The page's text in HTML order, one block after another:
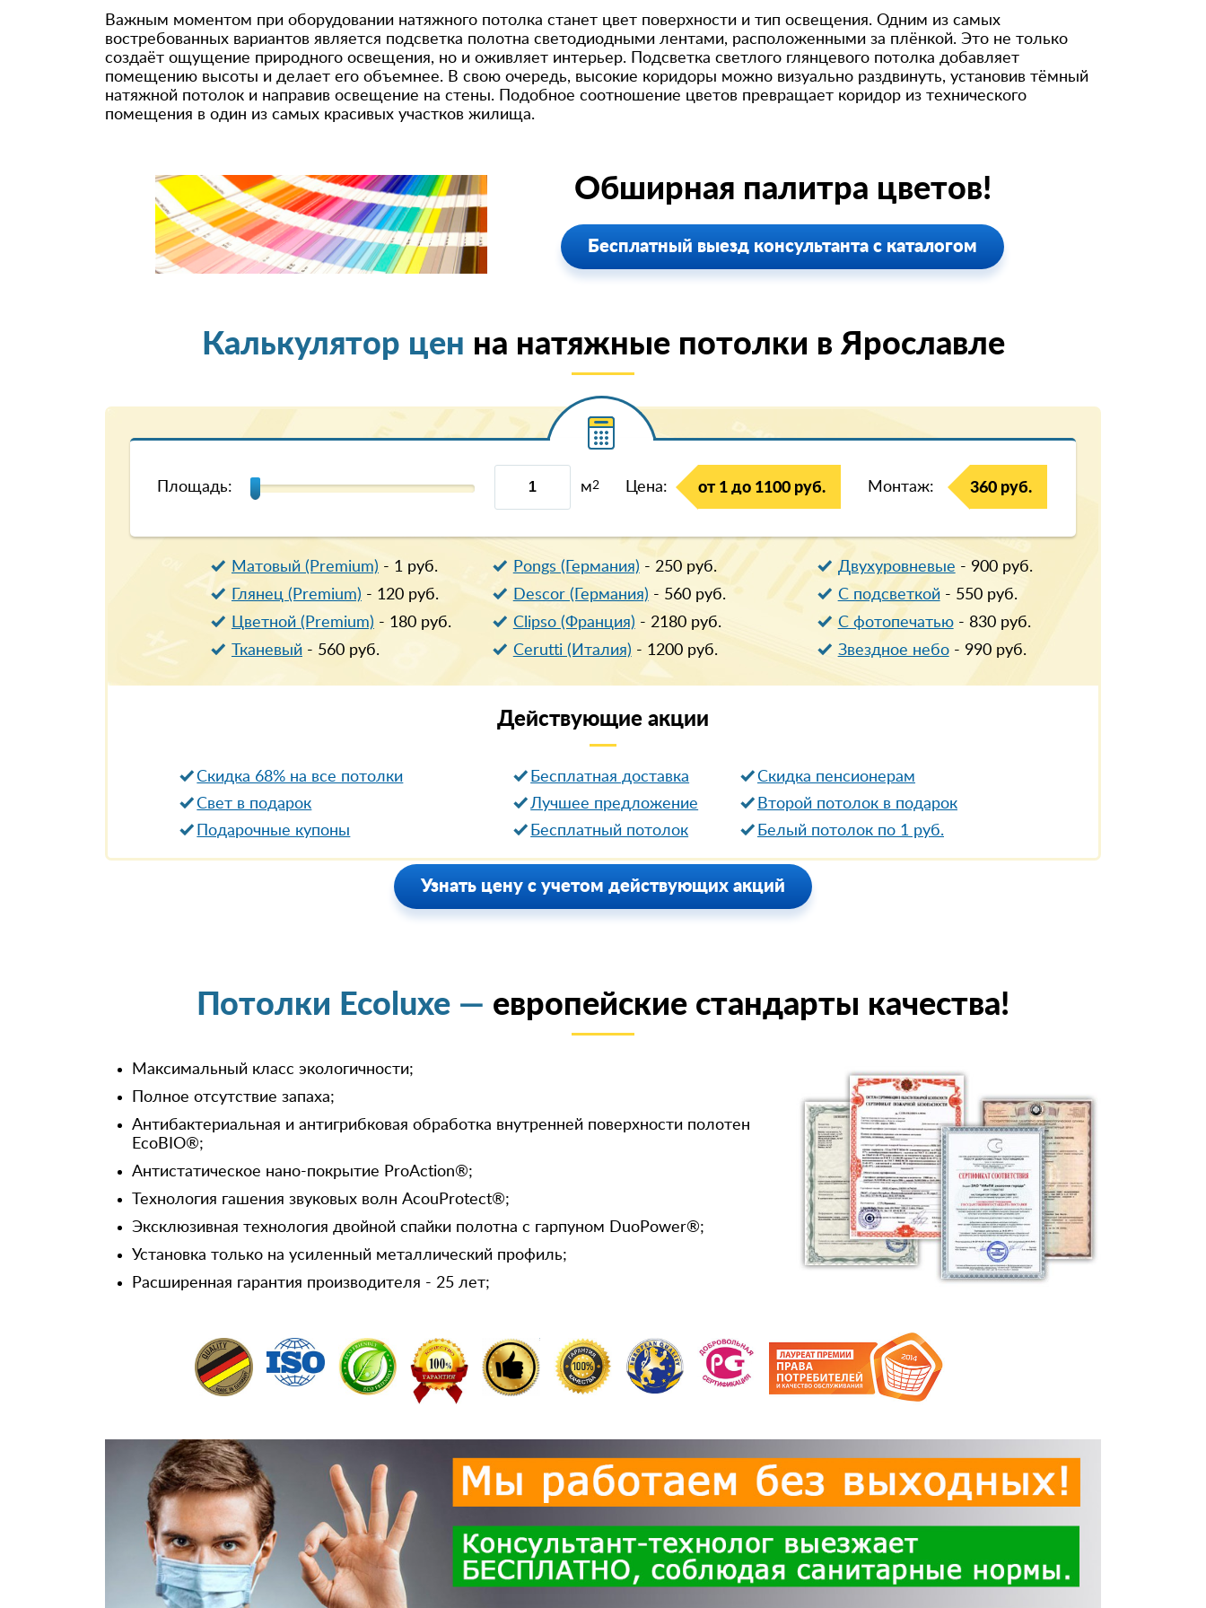
Важным моментом при оборудовании натяжного потолка станет цвет поверхности и тип освещения. Одним из самых
востребованных вариантов является подсветка полотна светодиодными лентами, расположенными за плёнкой. Это не только
создаёт ощущение природного освещения, но и оживляет интерьер. Подсветка светлого глянцевого потолка добавляет
помещению высоты и делает его объемнее. В свою очередь, высокие коридоры можно визуально раздвинуть, установив тёмный
натяжной потолок и направив освещение на стены. Подобное соотношение цветов превращает коридор из технического
помещения в один из самых красивых участков жилища.
Обширная палитра цветов!
Бесплатный выезд консультанта с каталогом
Калькулятор цен на натяжные потолки в Ярославле
Площадь: м2 Цена: от 1 до 1100 руб. Монтаж: 360 руб.
Матовый (Premium) - 1руб. Двухуровневые - 900руб.
Pongs (Германия) - 250руб.
Глянец (Premium) - 120руб. С подсветкой- 550руб.
Descor (Германия) - 560руб.
Цветной (Premium) - 180руб. С фотопечатью- 830руб.
Clipso (Франция) - 2180руб.
Тканевый- 560руб. Звездное небо- 990руб.
Cerutti (Италия) - 1200руб.
Действующие акции
Скидка 68% на все потолки Бесплатная доставка
Cкидка пенсионерам
Свет в подарок
Лучшее предложение
Второй потолок в подарок
Подарочные купоны
Бесплатный потолок Белый потолок по 1 руб.
Узнать цену с учетом действующих акций
Потолки Ecoluxe — европейские стандарты качества!
Максимальный класс экологичности;
Полное отсутствие запаха;
Антибактериальная и антигрибковая обработка внутренней поверхности полотен
EcoBIO®;
Антистатическое нано-покрытие ProAction®;
Технология гашения звуковых волн AcouProtect®;
Эксклюзивная технология двойной спайки полотна с гарпуном DuoPower®;
Установка только на усиленный металлический профиль;
Расширенная гарантия производителя - 25 лет;